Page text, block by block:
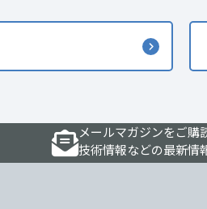
メールマガジンをご購
技術情報などの最新情